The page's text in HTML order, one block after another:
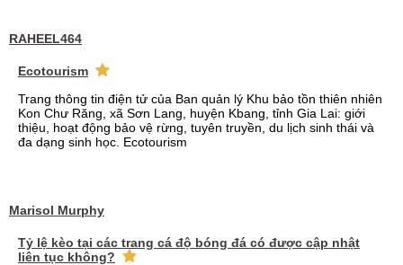
RAHEEL464
Ecotourism
Trang thông tin điện tử của Ban quản lý Khu bảo tồn thiên nhiên
Kon Chư Răng, xã Sơn Lang, huyện Kbang, tỉnh Gia Lai: giới
thiệu, hoạt động bảo vệ rừng, tuyên truyền, du lịch sinh thái và
đa dạng sinh học. Ecotourism
Marisol Murphy
Tỷ lệ kèo tại các trang cá độ bóng đá có được cập nhật
liên tục không?